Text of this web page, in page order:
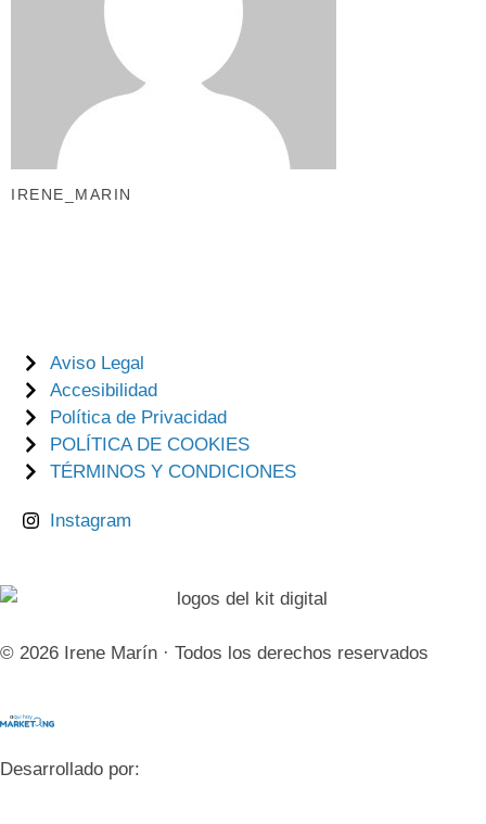
IRENE_MARIN
Aviso Legal
Accesibilidad
Política de Privacidad
POLÍTICA DE COOKIES
TÉRMINOS Y CONDICIONES
Instagram
© 2026 Irene Marín · Todos los derechos reservados
Desarrollado por: